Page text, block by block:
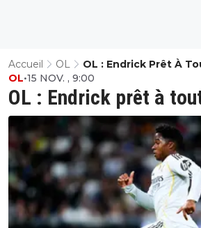
Accueil OL OL : Endrick Prêt À
OL : Endrick prêt à
OL•15 NOV. , 9:00